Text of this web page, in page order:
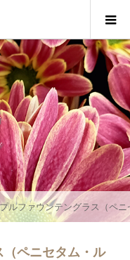
ルファウンテングラス（ペ
ペニセタム・ル